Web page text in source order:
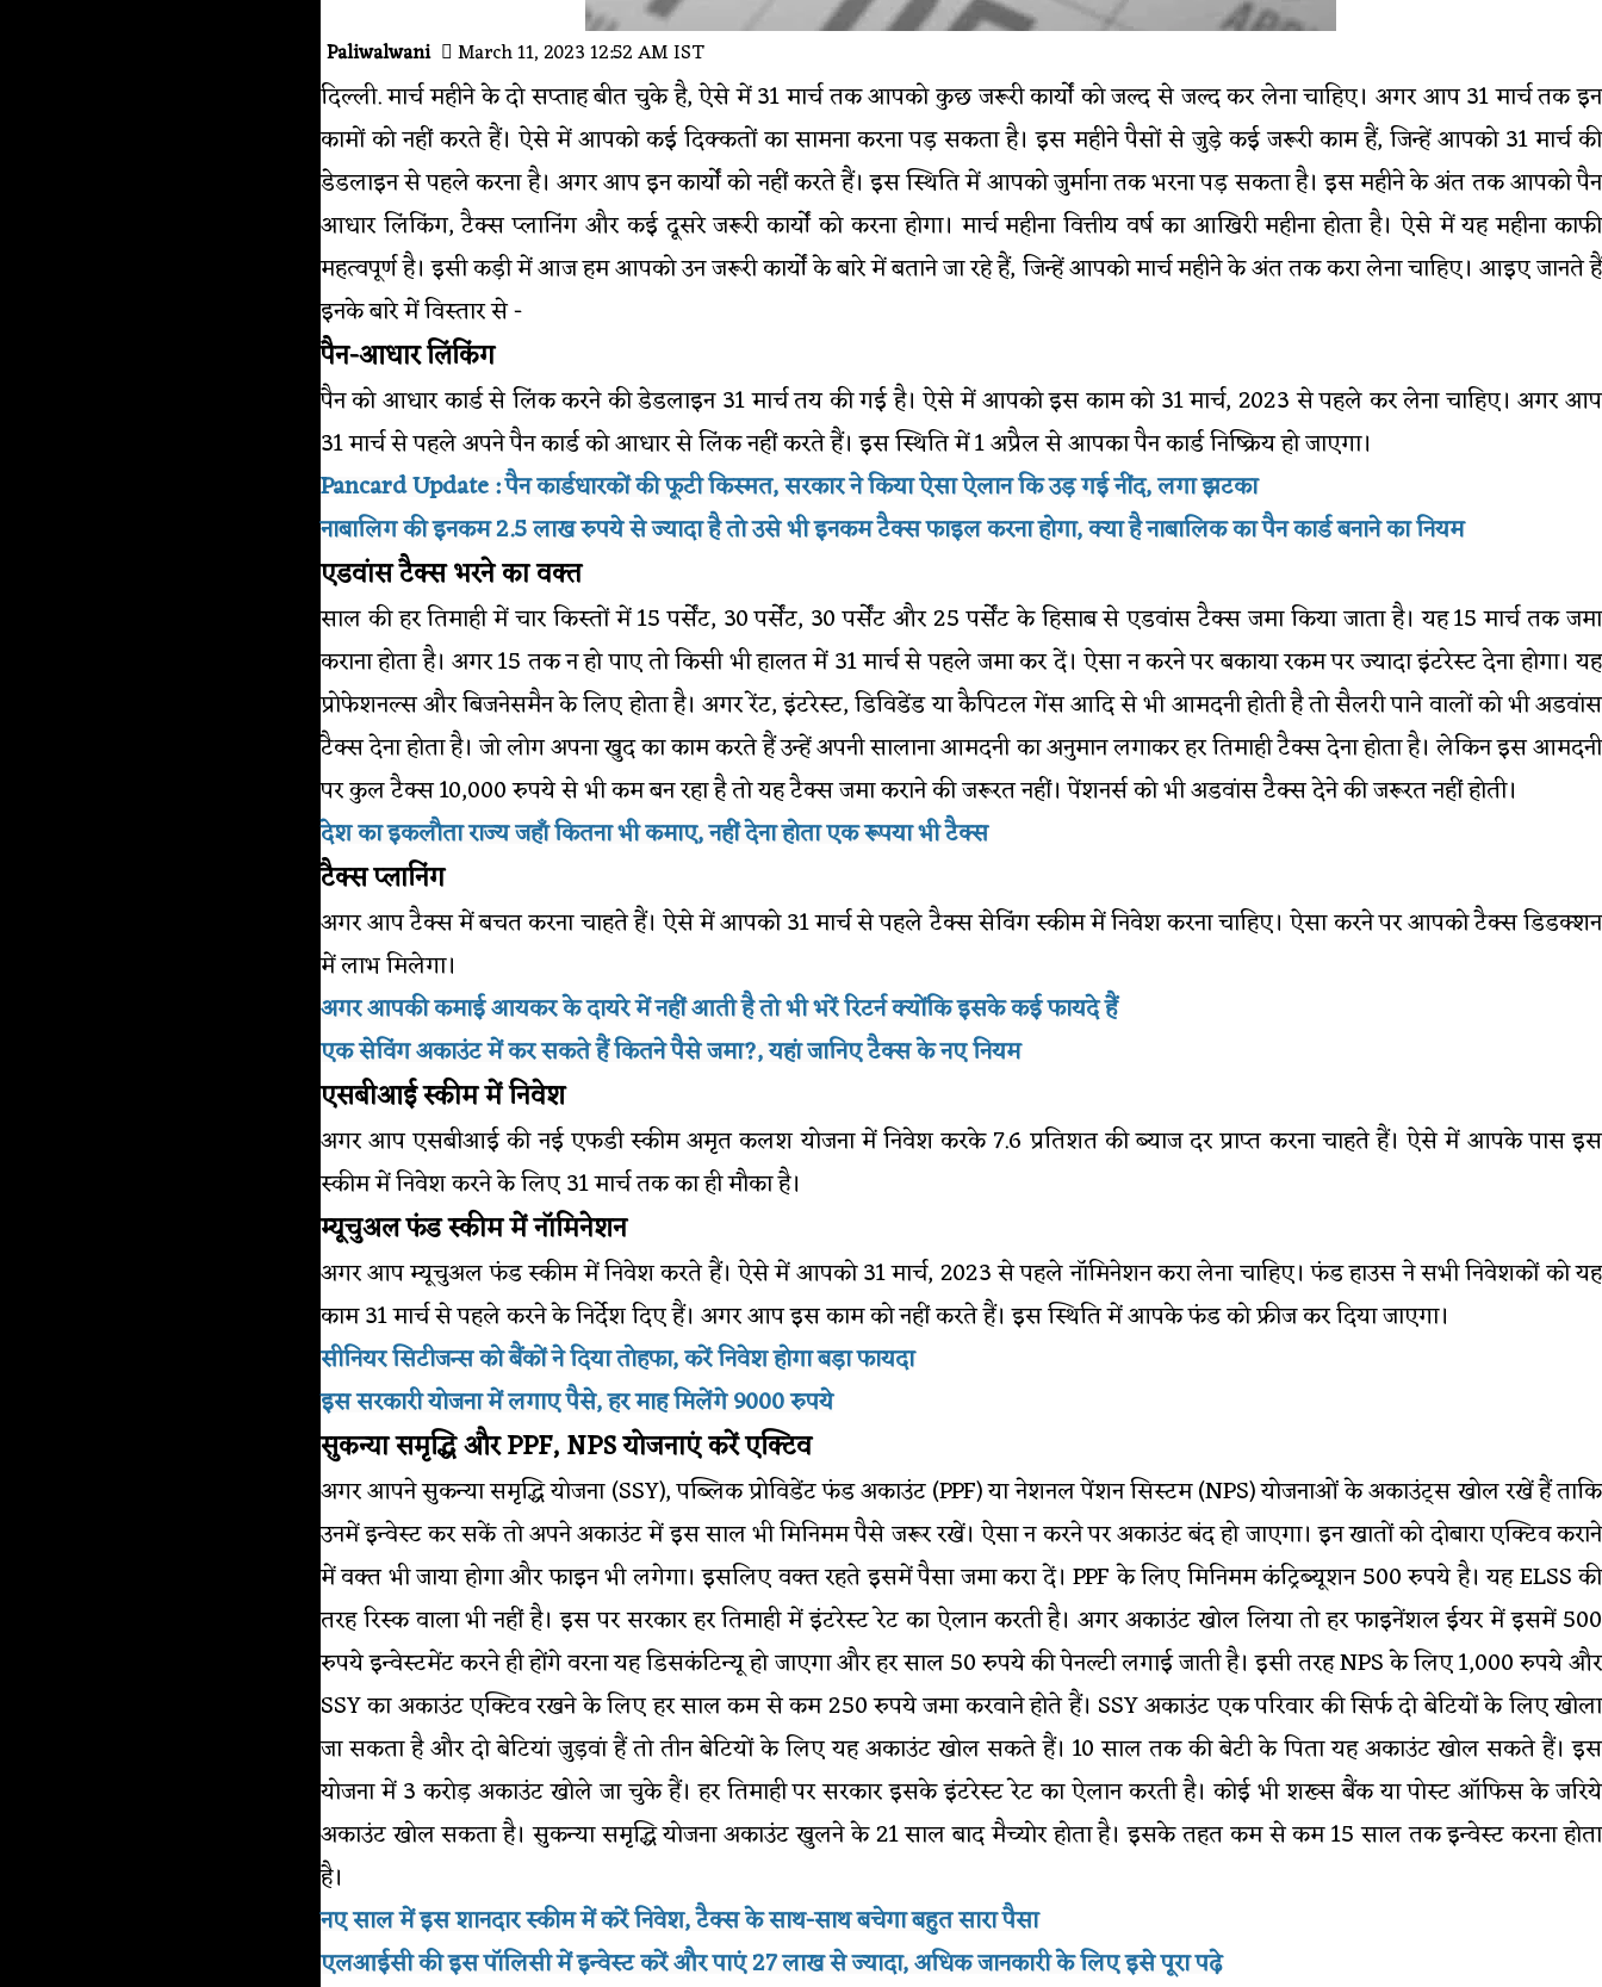
Paliwalwani March 11, 2023 12:52 AM IST
दिल्ली. मार्च महीने के दो सप्ताह बीत चुके है, ऐसे में 31 मार्च तक आपको कुछ जरूरी कार्यों को जल्द से जल्द कर लेना चाहिए। अगर आप 31 मार्च तक इन
कामों को नहीं करते हैं। ऐसे में आपको कई दिक्कतों का सामना करना पड़ सकता है। इस महीने पैसों से जुड़े कई जरूरी काम हैं, जिन्हें आपको 31 मार्च की
डेडलाइन से पहले करना है। अगर आप इन कार्यों को नहीं करते हैं। इस स्थिति में आपको जुर्माना तक भरना पड़ सकता है। इस महीने के अंत तक आपको पैन
आधार लिंकिंग, टैक्स प्लानिंग और कई दूसरे जरूरी कार्यों को करना होगा। मार्च महीना वित्तीय वर्ष का आखिरी महीना होता है। ऐसे में यह महीना काफी
महत्वपूर्ण है। इसी कड़ी में आज हम आपको उन जरूरी कार्यों के बारे में बताने जा रहे हैं, जिन्हें आपको मार्च महीने के अंत तक करा लेना चाहिए। आइए जानते हैं
इनके बारे में विस्तार से -
पैन-आधार लिंकिंग
पैन को आधार कार्ड से लिंक करने की डेडलाइन 31 मार्च तय की गई है। ऐसे में आपको इस काम को 31 मार्च, 2023 से पहले कर लेना चाहिए। अगर आप
31 मार्च से पहले अपने पैन कार्ड को आधार से लिंक नहीं करते हैं। इस स्थिति में 1 अप्रैल से आपका पैन कार्ड निष्क्रिय हो जाएगा।
Pancard Update : पैन कार्डधारकों की फूटी किस्मत, सरकार ने किया ऐसा ऐलान कि उड़ गई नींद, लगा झटका
नाबालिग की इनकम 2.5 लाख रुपये से ज्यादा है तो उसे भी इनकम टैक्स फाइल करना होगा, क्या है नाबालिक का पैन कार्ड बनाने का नियम
एडवांस टैक्स भरने का वक्त
साल की हर तिमाही में चार किस्तों में 15 पर्सेंट, 30 पर्सेंट, 30 पर्सेंट और 25 पर्सेंट के हिसाब से एडवांस टैक्स जमा किया जाता है। यह 15 मार्च तक जमा
कराना होता है। अगर 15 तक न हो पाए तो किसी भी हालत में 31 मार्च से पहले जमा कर दें। ऐसा न करने पर बकाया रकम पर ज्यादा इंटरेस्ट देना होगा। यह
प्रोफेशनल्स और बिजनेसमैन के लिए होता है। अगर रेंट, इंटरेस्ट, डिविडेंड या कैपिटल गेंस आदि से भी आमदनी होती है तो सैलरी पाने वालों को भी अडवांस
टैक्स देना होता है। जो लोग अपना खुद का काम करते हैं उन्हें अपनी सालाना आमदनी का अनुमान लगाकर हर तिमाही टैक्स देना होता है। लेकिन इस आमदनी
पर कुल टैक्स 10,000 रुपये से भी कम बन रहा है तो यह टैक्स जमा कराने की जरूरत नहीं। पेंशनर्स को भी अडवांस टैक्स देने की जरूरत नहीं होती।
देश का इकलौता राज्य जहाँ कितना भी कमाए, नहीं देना होता एक रूपया भी टैक्स
टैक्स प्लानिंग
अगर आप टैक्स में बचत करना चाहते हैं। ऐसे में आपको 31 मार्च से पहले टैक्स सेविंग स्कीम में निवेश करना चाहिए। ऐसा करने पर आपको टैक्स डिडक्शन
में लाभ मिलेगा।
अगर आपकी कमाई आयकर के दायरे में नहीं आती है तो भी भरें रिटर्न क्योंकि इसके कई फायदे हैं
एक सेविंग अकाउंट में कर सकते हैं कितने पैसे जमा?, यहां जानिए टैक्स के नए नियम
एसबीआई स्कीम में निवेश
अगर आप एसबीआई की नई एफडी स्कीम अमृत कलश योजना में निवेश करके 7.6 प्रतिशत की ब्याज दर प्राप्त करना चाहते हैं। ऐसे में आपके पास इस
स्कीम में निवेश करने के लिए 31 मार्च तक का ही मौका है।
म्यूचुअल फंड स्कीम में नॉमिनेशन
अगर आप म्यूचुअल फंड स्कीम में निवेश करते हैं। ऐसे में आपको 31 मार्च, 2023 से पहले नॉमिनेशन करा लेना चाहिए। फंड हाउस ने सभी निवेशकों को यह
काम 31 मार्च से पहले करने के निर्देश दिए हैं। अगर आप इस काम को नहीं करते हैं। इस स्थिति में आपके फंड को फ्रीज कर दिया जाएगा।
सीनियर सिटीजन्स को बैंकों ने दिया तोहफा, करें निवेश होगा बड़ा फायदा
इस सरकारी योजना में लगाए पैसे, हर माह मिलेंगे 9000 रुपये
सुकन्या समृद्धि और PPF, NPS योजनाएं करें एक्टिव
अगर आपने सुकन्या समृद्धि योजना (SSY), पब्लिक प्रोविडेंट फंड अकाउंट (PPF) या नेशनल पेंशन सिस्टम (NPS) योजनाओं के अकाउंट्स खोल रखें हैं ताकि
उनमें इन्वेस्ट कर सकें तो अपने अकाउंट में इस साल भी मिनिमम पैसे जरूर रखें। ऐसा न करने पर अकाउंट बंद हो जाएगा। इन खातों को दोबारा एक्टिव कराने
में वक्त भी जाया होगा और फाइन भी लगेगा। इसलिए वक्त रहते इसमें पैसा जमा करा दें। PPF के लिए मिनिमम कंट्रिब्यूशन 500 रुपये है। यह ELSS की
तरह रिस्क वाला भी नहीं है। इस पर सरकार हर तिमाही में इंटरेस्ट रेट का ऐलान करती है। अगर अकाउंट खोल लिया तो हर फाइनेंशल ईयर में इसमें 500
रुपये इन्वेस्टमेंट करने ही होंगे वरना यह डिसकंटिन्यू हो जाएगा और हर साल 50 रुपये की पेनल्टी लगाई जाती है। इसी तरह NPS के लिए 1,000 रुपये और
SSY का अकाउंट एक्टिव रखने के लिए हर साल कम से कम 250 रुपये जमा करवाने होते हैं। SSY अकाउंट एक परिवार की सिर्फ दो बेटियों के लिए खोला
जा सकता है और दो बेटियां जुड़वां हैं तो तीन बेटियों के लिए यह अकाउंट खोल सकते हैं। 10 साल तक की बेटी के पिता यह अकाउंट खोल सकते हैं। इस
योजना में 3 करोड़ अकाउंट खोले जा चुके हैं। हर तिमाही पर सरकार इसके इंटरेस्ट रेट का ऐलान करती है। कोई भी शख्स बैंक या पोस्ट ऑफिस के जरिये
अकाउंट खोल सकता है। सुकन्या समृद्धि योजना अकाउंट खुलने के 21 साल बाद मैच्योर होता है। इसके तहत कम से कम 15 साल तक इन्वेस्ट करना होता
है।
नए साल में इस शानदार स्कीम में करें निवेश, टैक्स के साथ-साथ बचेगा बहुत सारा पैसा
एलआईसी की इस पॉलिसी में इन्वेस्ट करें और पाएं 27 लाख से ज्यादा, अधिक जानकारी के लिए इसे पूरा पढ़े